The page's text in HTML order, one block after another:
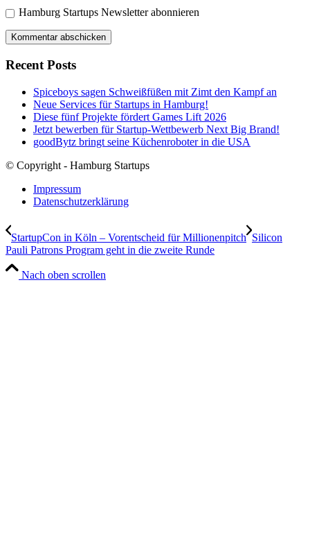
Hamburg Startups Newsletter abonnieren
Recent Posts
Spiceboys sagen Schweißfüßen mit Zimt den Kampf an
Neue Services für Startups in Hamburg!
Diese fünf Projekte fördert Games Lift 2026
Jetzt bewerben für Startup-Wettbewerb Next Big Brand!
goodBytz bringt seine Küchenroboter in die USA
© Copyright - Hamburg Startups
Impressum
Datenschutzerklärung
StartupCon in Köln – Vorentscheid für Millionenpitch Silicon
Pauli Patrons Program geht in die zweite Runde
Nach oben scrollen